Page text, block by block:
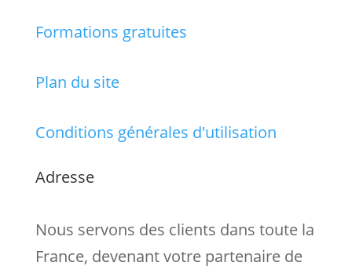
Formations gratuites
Plan du site
Conditions générales d'utilisation
Adresse
Nous servons des clients dans toute la
France, devenant votre partenaire de